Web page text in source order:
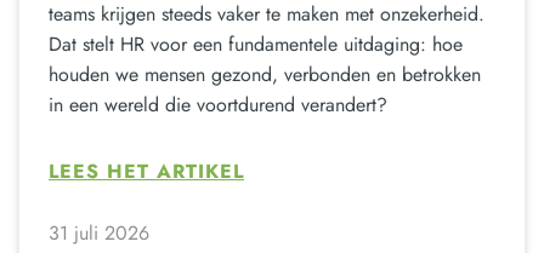
teams krijgen steeds vaker te maken met onzekerheid.
Dat stelt HR voor een fundamentele uitdaging: hoe
houden we mensen gezond, verbonden en betrokken
in een wereld die voortdurend verandert?
LEES HET ARTIKEL
31 juli 2026